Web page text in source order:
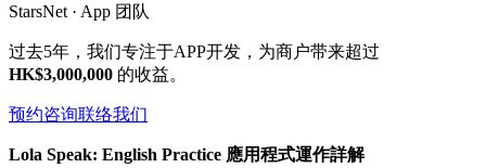
StarsNet · App 团队
过去5年，我们专注于APP开发，为商户带来超过
HK$3,000,000 的收益。
预约咨询联络我们
Lola Speak: English Practice 應用程式運作詳解